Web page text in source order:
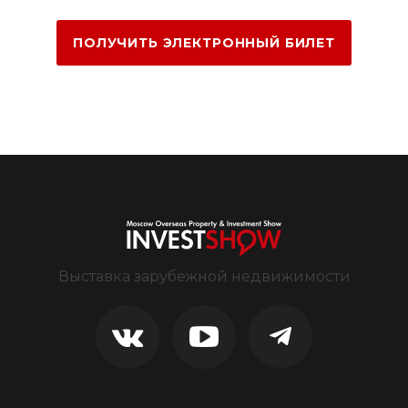
ПОЛУЧИТЬ ЭЛЕКТРОННЫЙ БИЛЕТ
Выставка зарубежной недвижимости